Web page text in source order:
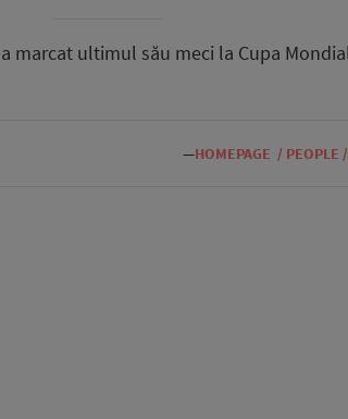
marcat ultimul său meci la Cupa
—HOMEPAGE / PEOPLE /